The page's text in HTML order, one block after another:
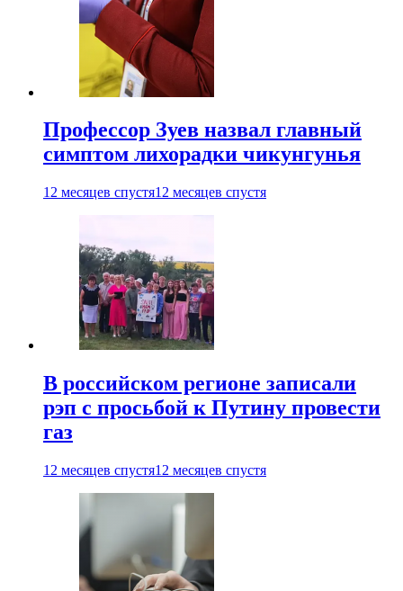
Профессор Зуев назвал главный
симптом лихорадки чикунгунья
12 месяцев спустя12 месяцев спустя
В российском регионе записали
рэп с просьбой к Путину провести
газ
12 месяцев спустя12 месяцев спустя